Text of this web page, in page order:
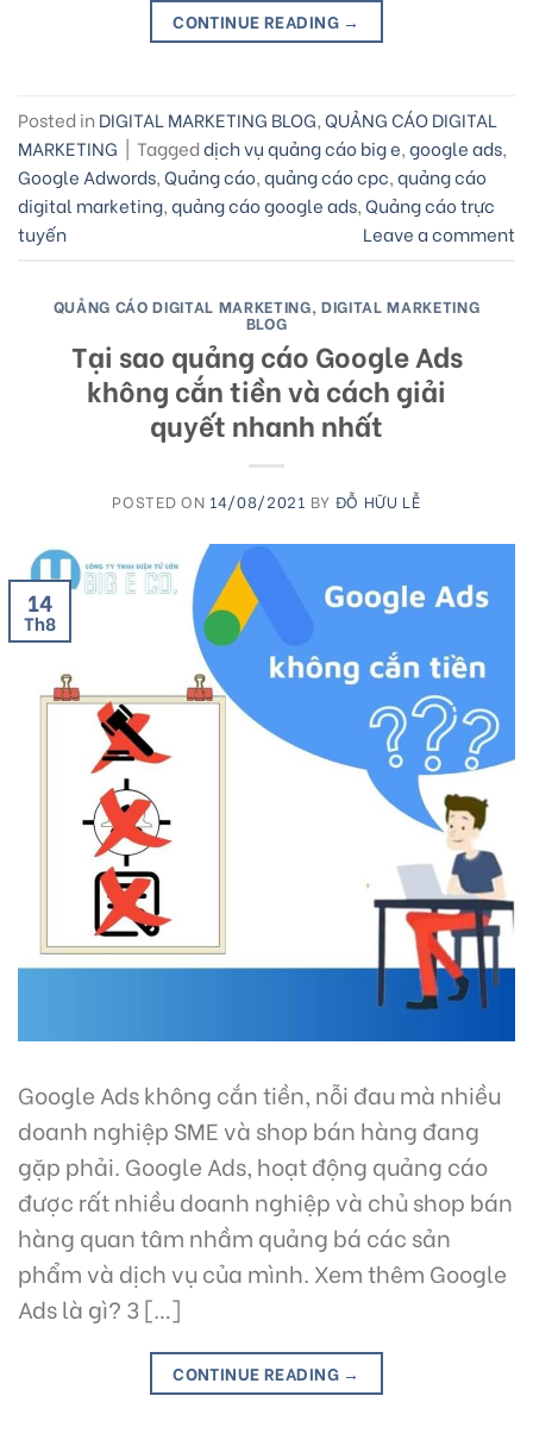
CONTINUE READING →
Posted in DIGITAL MARKETING BLOG,QUẢNG CÁO DIGITAL
MARKETING | Taggeddịch vụ quảng cáo big e,google ads,
Google Adwords,Quảng cáo,quảng cáo cpc,quảng cáo
digital marketing,quảng cáo google ads,Quảng cáo trực
tuyến
Leave a comment
QUẢNG CÁO DIGITAL MARKETING,DIGITAL MARKETING
BLOG
Tại sao quảng cáo Google Ads
không cắn tiền và cách giải
quyết nhanh nhất
POSTED ON 14/08/2021 BY ĐỖ HỮU LỄ
14
Th8
Google Ads không cắn tiền, nỗi đau mà nhiều
doanh nghiệp SME và shop bán hàng đang
gặp phải. Google Ads, hoạt động quảng cáo
được rất nhiều doanh nghiệp và chủ shop bán
hàng quan tâm nhầm quảng bá các sản
phẩm và dịch vụ của mình. Xem thêm Google
Ads là gì? 3 […]
CONTINUE READING →